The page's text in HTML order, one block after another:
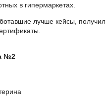
в гипермаркетах.
лучше кейсы,
№2